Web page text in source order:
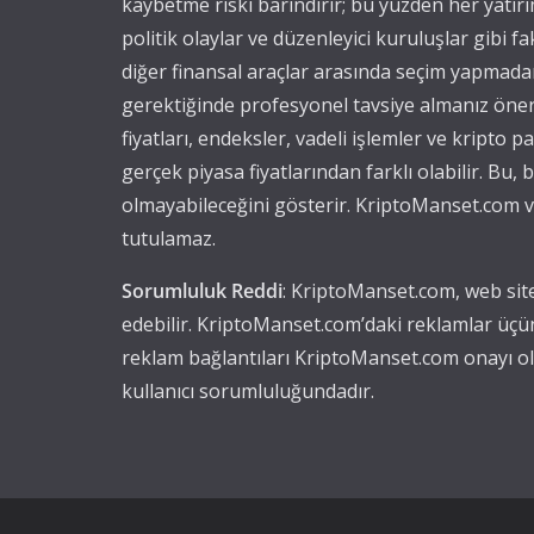
politik olaylar ve düzenleyici kuruluşlar gibi
diğer finansal araçlar arasında seçim
gerektiğinde profesyonel tavsiye almanız
fiyatları, endeksler, vadeli işlemler ve kripto
gerçek piyasa fiyatlarından farklı olabilir. Bu,
olmayabileceğini gösterir. KriptoManset.com
tutulamaz.
Sorumluluk Reddi: KriptoManset.com, web
edebilir. KriptoManset.com’daki reklamlar
reklam bağlantıları KriptoManset.com onayı
kullanıcı sorumluluğundadır.